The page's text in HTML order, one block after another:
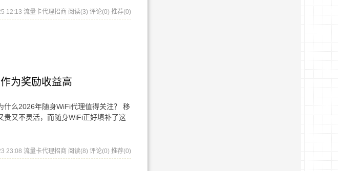
12:13 流量卡代理招商 阅读(3) 评论(0) 推荐(0)
为奖励收益高
什么2026年随身WiFi代理值得关注？ 移
又不灵活，而随身WiFi正好填补了这
23:08 流量卡代理招商 阅读(8) 评论(0) 推荐(0)